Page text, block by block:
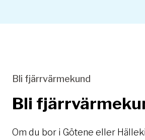
Bli fjärrvärmekund
Bli
Om du bor i Götene eller